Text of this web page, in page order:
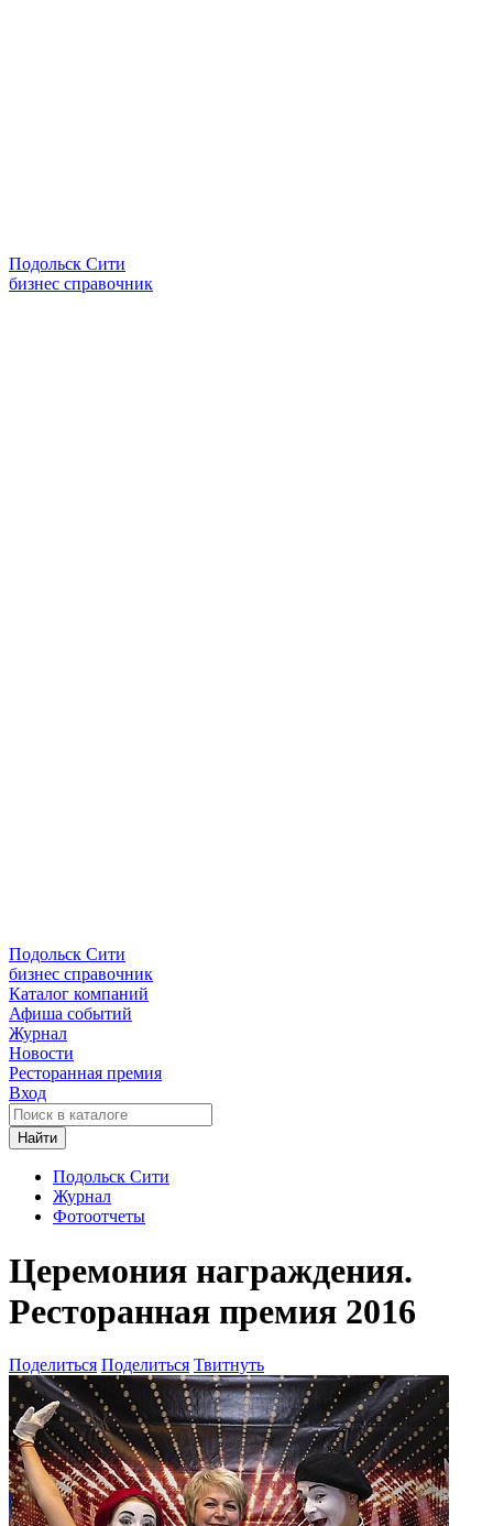
Подольск Сити
бизнес справочник
Подольск Сити
бизнес справочник
Каталог компаний
Афиша событий
Журнал
Новости
Ресторанная премия
Вход
Найти
Подольск Сити
Журнал
Фотоотчеты
Церемония награждения.
Ресторанная премия 2016
Поделиться Поделиться Твитнуть